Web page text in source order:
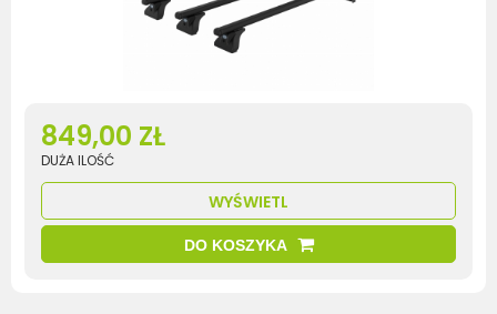
849,00 ZŁ
DUŻA ILOŚĆ
WYŚWIETL
DO KOSZYKA